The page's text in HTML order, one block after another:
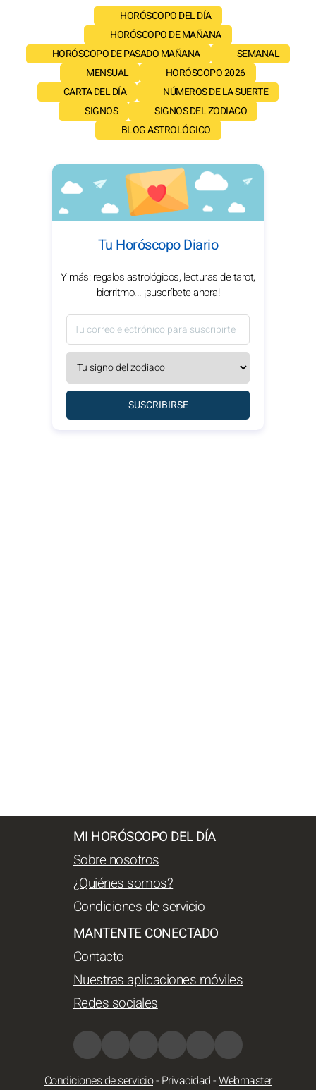
HORÓSCOPO DEL DÍA
HORÓSCOPO DE MAÑANA
HORÓSCOPO DE PASADO MAÑANA
SEMANAL
MENSUAL
HORÓSCOPO 2026
CARTA DEL DÍA
NÚMEROS DE LA SUERTE
SIGNOS
SIGNOS DEL ZODIACO
BLOG ASTROLÓGICO
Tu Horóscopo Diario
Y más: regalos astrológicos, lecturas de tarot,
biorritmo... ¡suscríbete ahora!
SUSCRIBIRSE
MI HORÓSCOPO DEL DÍA
Sobre nosotros
¿Quiénes somos?
Condiciones de servicio
MANTENTE CONECTADO
Contacto
Nuestras aplicaciones móviles
Redes sociales
Condiciones de servicio- Privacidad-Webmaster